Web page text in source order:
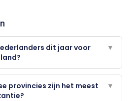
dit jaar voor
▼
provincies zijn het meest
▼